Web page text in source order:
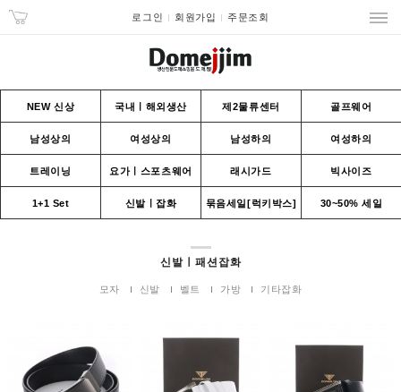
로그인 회원가입 주문조회
NEW 신상 국내ㅣ해외생산 제2물류센터 골프웨어
남성상의 여성상의 남성하의 여성하의
트레이닝 요가ㅣ스포츠웨어 래시가드 빅사이즈
1+1 Set 신발ㅣ잡화 묶음세일[럭키박스] 30~50% 세일
신발ㅣ패션잡화
모자 신발 벨트 가방 기타잡화